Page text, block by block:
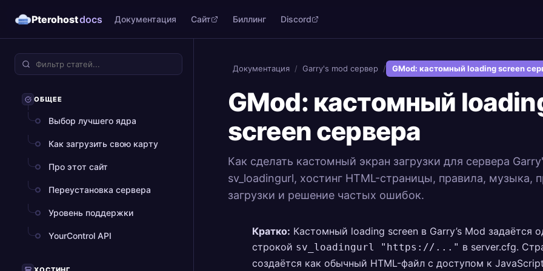
Pterohostdocs Документация Сайт Биллинг Discord
ОБЩЕЕ
Выбор лучшего ядра
Как загрузить свою карту
Про этот сайт
Переустановка сервера
Уровень поддержки
YourControl API
Документация / Garry's mod сервер / GMod: кастомный loading screen
GMod: кастомный
screen сервера
Как сделать кастомный экран загрузки для сервера
sv_loadingurl, хостинг HTML-страницы, правила, музыка,
загрузки и решение частых ошибок.
Кратко: Кастомный loading screen в Garry’s Mod задаётся
строкой sv_loadingurl "https://..." в server.cfg.
создаётся как обычный HTML-файл с доступом к